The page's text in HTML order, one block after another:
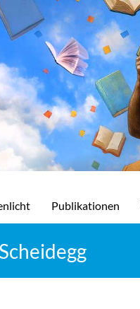
Publikationen